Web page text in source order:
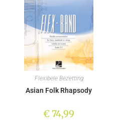
Flexibele Bezetting
Asian Folk Rhapsody
€74,99